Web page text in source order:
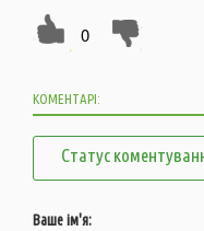
0
КОМЕНТАРІ:
Статус
Ваше ім'я: